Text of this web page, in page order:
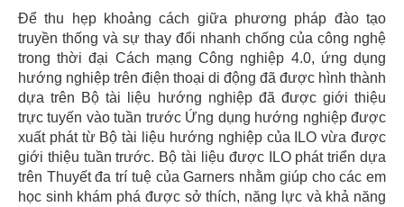
Để thu hẹp khoảng cách giữa phương pháp đào tạo
truyền thống và sự thay đổi nhanh chống của công nghệ
trong thời đại Cách mạng Công nghiệp 4.0, ứng dụng
hướng nghiệp trên điện thoại di động đã được hình thành
dựa trên Bộ tài liệu hướng nghiệp đã được giới thiệu
trực tuyến vào tuần trước Ứng dụng hướng nghiệp được
xuất phát từ Bộ tài liệu hướng nghiệp của ILO vừa được
giới thiệu tuần trước. Bộ tài liệu được ILO phát triển dựa
trên Thuyết đa trí tuệ của Garners nhằm giúp cho các em
học sinh khám phá được sở thích, năng lực và khả năng